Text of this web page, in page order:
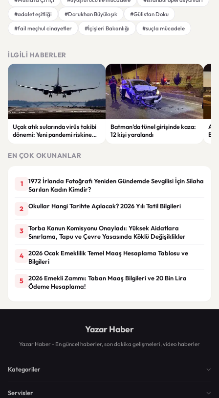
#adalet eşitliği
#Dorukhan Büyükışık
#Gülistan Doku
#fail meçhul cinayetler
#İçişleri Bakanlığı #suçla mücadele
İLGILI HABERLER
Uçak atık sularında virüs takibi
dönemi: Yeni pandemi riskine
Batman’da tünel girişinde kaza:
12 kişi yaralandı
EN ÇOK OKUNANLAR
1
1972 İrlanda Fotoğrafı Yeniden Gündemde Sevgilisi İçin Silaha
Sarılan Kadın Kimdir?
2 Okullar Hangi Tarihte Açılacak? 2026 Yılı Tatil Bilgileri
3
Torba Kanun Komisyonu Onayladı: Yüksek Aidatlara
Sınırlama, Tapu ve Çevre Yasasında Köklü Değişiklikler
4
2026 Ocak Emeklilik Temel Maaş Hesaplama Tablosu ve
Bilgileri
5
2026 Emekli Zammı: Taban Maaş Bilgileri ve 20 Bin Lira
Ödeme Hesaplama!
Yazar Haber
Yazar Haber - En güncel haberler, son dakika gelişmeleri, video haberler
Kategoriler
Servisler